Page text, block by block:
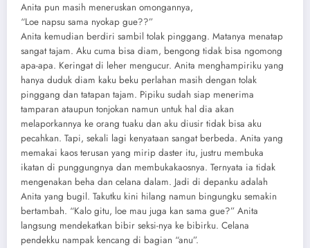
Anita pun masih meneruskan omongannya,
“Loe napsu sama nyokap gue??”
Anita kemudian berdiri sambil tolak pinggang. Matanya menatap
sangat tajam. Aku cuma bisa diam, bengong tidak bisa ngomong
apa-apa. Keringat di leher mengucur. Anita menghampiriku yang
hanya duduk diam kaku beku perlahan masih dengan tolak
pinggang dan tatapan tajam. Pipiku sudah siap menerima
tamparan ataupun tonjokan namun untuk hal dia akan
melaporkannya ke orang tuaku dan aku diusir tidak bisa aku
pecahkan. Tapi, sekali lagi kenyataan sangat berbeda. Anita yang
memakai kaos terusan yang mirip daster itu, justru membuka
ikatan di punggungnya dan membukakaosnya. Ternyata ia tidak
mengenakan beha dan celana dalam. Jadi di depanku adalah
Anita yang bugil. Takutku kini hilang namun bingungku semakin
bertambah. “Kalo gitu, loe mau juga kan sama gue?” Anita
langsung mendekatkan bibir seksi-nya ke bibirku. Celana
pendekku nampak kencang di bagian “anu”.